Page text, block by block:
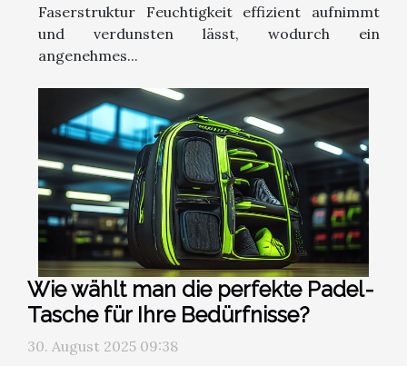
Faserstruktur Feuchtigkeit effizient aufnimmt
und verdunsten lässt, wodurch ein
angenehmes...
Wie wählt man die perfekte Padel-
Tasche für Ihre Bedürfnisse?
30. August 2025 09:38